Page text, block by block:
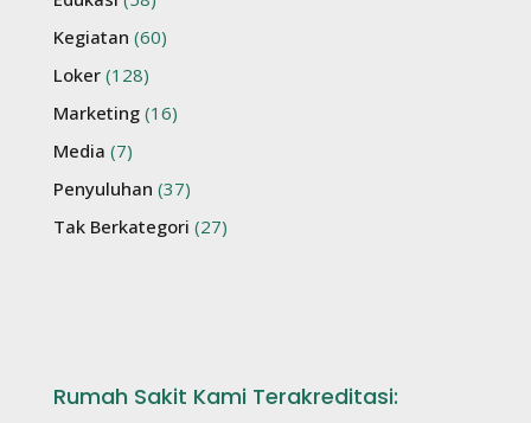
Kegiatan (60)
Loker (128)
Marketing (16)
Media (7)
Penyuluhan (37)
Tak Berkategori (27)
Rumah Sakit Kami Terakreditasi: